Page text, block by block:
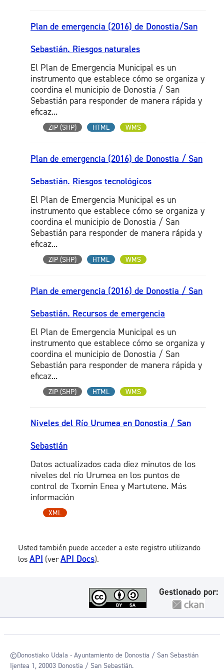
Plan de emergencia (2016) de Donostia/San
Sebastián. Riesgos naturales
El Plan de Emergencia Municipal es un
instrumento que establece cómo se organiza y
coordina el municipio de Donostia / San
Sebastián para responder de manera rápida y
eficaz...
ZIP (SHP) HTML WMS
Plan de emergencia (2016) de Donostia / San
Sebastián. Riesgos tecnológicos
El Plan de Emergencia Municipal es un
instrumento que establece cómo se organiza y
coordina el municipio de Donostia / San
Sebastián para responder de manera rápida y
eficaz...
ZIP (SHP) HTML WMS
Plan de emergencia (2016) de Donostia / San
Sebastián. Recursos de emergencia
El Plan de Emergencia Municipal es un
instrumento que establece cómo se organiza y
coordina el municipio de Donostia / San
Sebastián para responder de manera rápida y
eficaz...
ZIP (SHP) HTML WMS
Niveles del Río Urumea en Donostia / San
Sebastián
Datos actualizados cada diez minutos de los
niveles del río Urumea en los puntos de
control de Txomin Enea y Martutene. Más
información
XML
Usted también puede acceder a este registro utilizando
los API (verAPI Docs).
Gestionado por:
©Donostiako Udala - Ayuntamiento de Donostia / San Sebastián
Ijentea 1, 20003 Donostia / San Sebastián.